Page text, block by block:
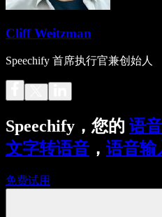
Cliff Weitzman
Speechify 首席执行官兼创始人
Speechify，您的 语
文字转语音 ， 语音输
免费试用